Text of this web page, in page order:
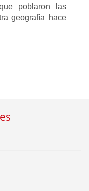
poblaron las
geografía hace